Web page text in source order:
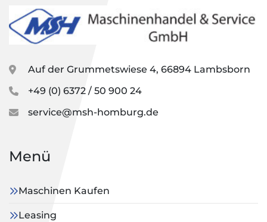
Auf der Grummetswiese 4, 66894 Lambsborn
+49 (0) 6372 / 50 900 24
service@msh-homburg.de
Menü
Maschinen Kaufen
Leasing